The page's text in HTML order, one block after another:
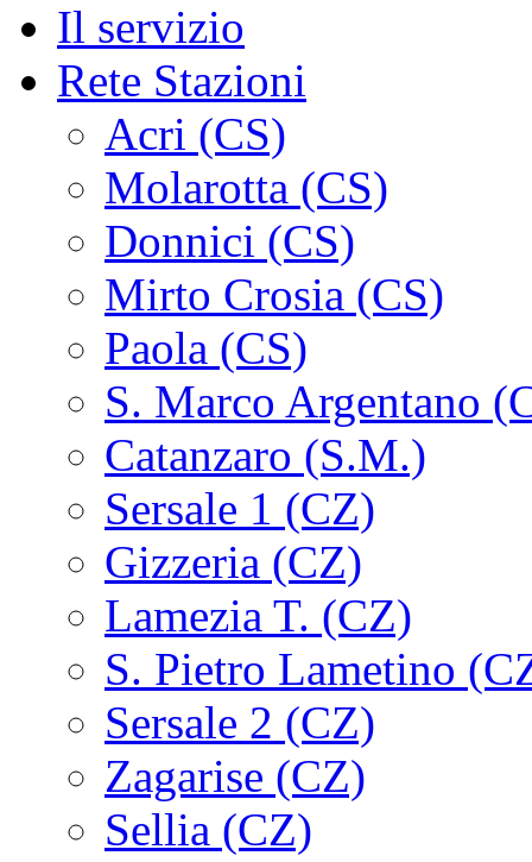
Il servizio
Rete Stazioni
Acri (CS)
Molarotta (CS)
Donnici (CS)
Mirto Crosia (CS)
Paola (CS)
S. Marco Argentano
Catanzaro (S.M.)
Sersale 1 (CZ)
Gizzeria (CZ)
Lamezia T. (CZ)
S. Pietro Lametino
Sersale 2 (CZ)
Zagarise (CZ)
Sellia (CZ)